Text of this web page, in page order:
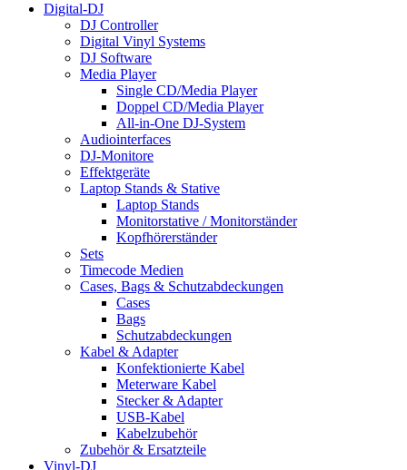
Digital-DJ
DJ Controller
Digital Vinyl Systems
DJ Software
Media Player
Single CD/Media Player
Doppel CD/Media Player
All-in-One DJ-System
Audiointerfaces
DJ-Monitore
Effektgeräte
Laptop Stands & Stative
Laptop Stands
Monitorstative / Monitorständer
Kopfhörerständer
Sets
Timecode Medien
Cases, Bags & Schutzabdeckungen
Cases
Bags
Schutzabdeckungen
Kabel & Adapter
Konfektionierte Kabel
Meterware Kabel
Stecker & Adapter
USB-Kabel
Kabelzubehör
Zubehör & Ersatzteile
Vinyl-DJ